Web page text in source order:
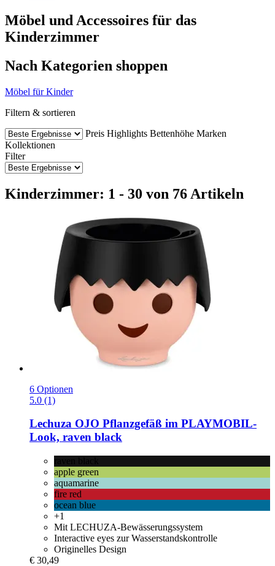
Möbel und Accessoires für das
Kinderzimmer
Nach Kategorien shoppen
Möbel für Kinder
Filtern & sortieren
Preis Highlights Bettenhöhe Marken
Kollektionen
Filter
Kinderzimmer: 1 - 30 von 76 Artikeln
6 Optionen
5.0 (1)
Lechuza OJO Pflanzgefäß im PLAYMOBIL-​
Look, raven black
apple green
aquamarine
fire red
ocean blue
+1
Mit LECHUZA-Bewässerungssystem
Interactive eyes zur Wasserstandskontrolle
Originelles Design
€ 30,49